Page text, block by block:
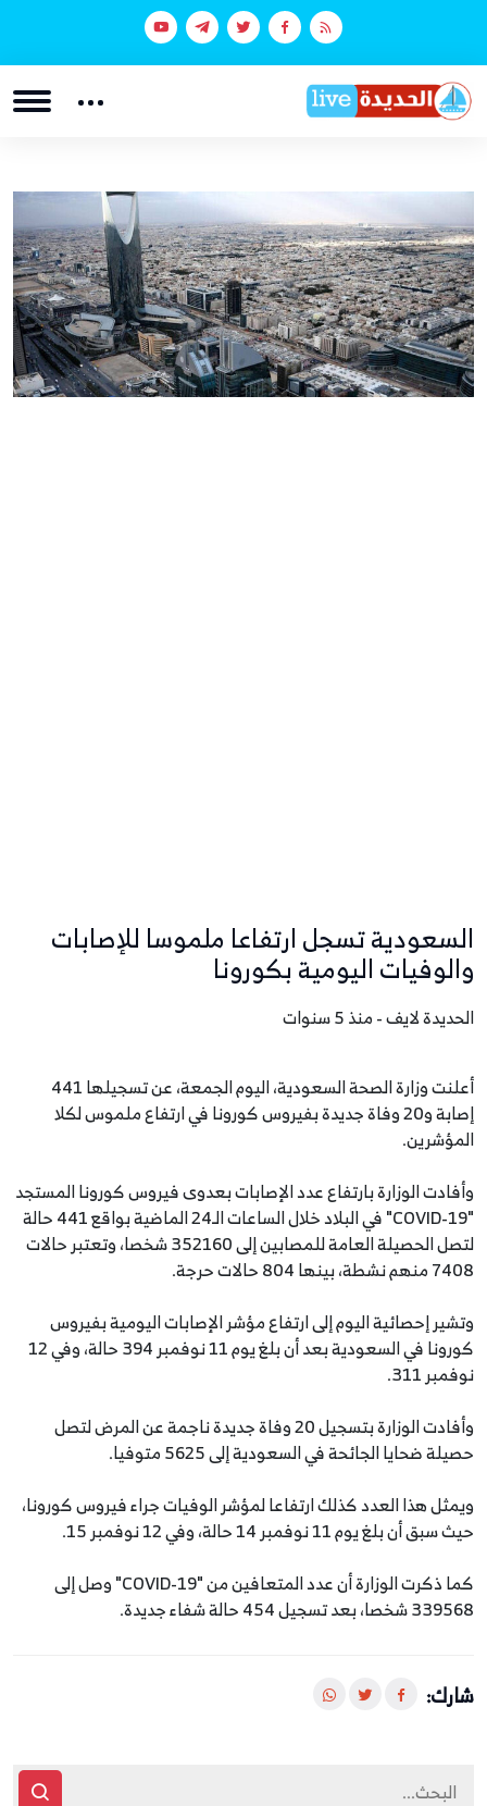
السعودية تسجل ارتفاعا ملموسا للإصابات
والوفيات اليومية بكورونا
الحديدة لايف - منذ 5 سنوات
أعلنت وزارة الصحة السعودية، اليوم الجمعة، عن تسجيلها 441
إصابة و20 وفاة جديدة بفيروس كورونا في ارتفاع ملموس لكلا
المؤشرين.
وأفادت الوزارة بارتفاع عدد الإصابات بعدوى فيروس كورونا المستجد
"COVID-19" في البلاد خلال الساعات الـ24 الماضية بواقع 441 حالة
لتصل الحصيلة العامة للمصابين إلى 352160 شخصا، وتعتبر حالات
7408 منهم نشطة، بينها 804 حالات حرجة.
وتشير إحصائية اليوم إلى ارتفاع مؤشر الإصابات اليومية بفيروس
كورونا في السعودية بعد أن بلغ يوم 11 نوفمبر 394 حالة، وفي 12
نوفمبر 311.
وأفادت الوزارة بتسجيل 20 وفاة جديدة ناجمة عن المرض لتصل
حصيلة ضحايا الجائحة في السعودية إلى 5625 متوفيا.
ويمثل هذا العدد كذلك ارتفاعا لمؤشر الوفيات جراء فيروس كورونا،
حيث سبق أن بلغ يوم 11 نوفمبر 14 حالة، وفي 12 نوفمبر 15.
كما ذكرت الوزارة أن عدد المتعافين من "COVID-19" وصل إلى
339568 شخصا، بعد تسجيل 454 حالة شفاء جديدة.
شارك: